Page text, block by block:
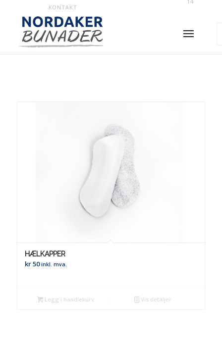
KONTAKT
HÆLKAPPER
kr50 inkl. mva.
Legg i handlekurv Vis detaljer